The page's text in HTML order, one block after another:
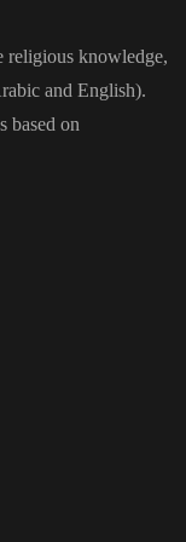
religious knowledge,
and English).
based on